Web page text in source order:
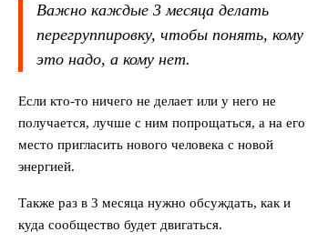
Важно каждые 3 месяца делать
перегруппировку, чтобы понять, кому
это надо, а кому нет.
Если кто-то ничего не делает или у него не
получается, лучше с ним попрощаться, а на его
место пригласить нового человека с новой
энергией.
Также раз в 3 месяца нужно обсуждать, как и
куда сообщество будет двигаться.